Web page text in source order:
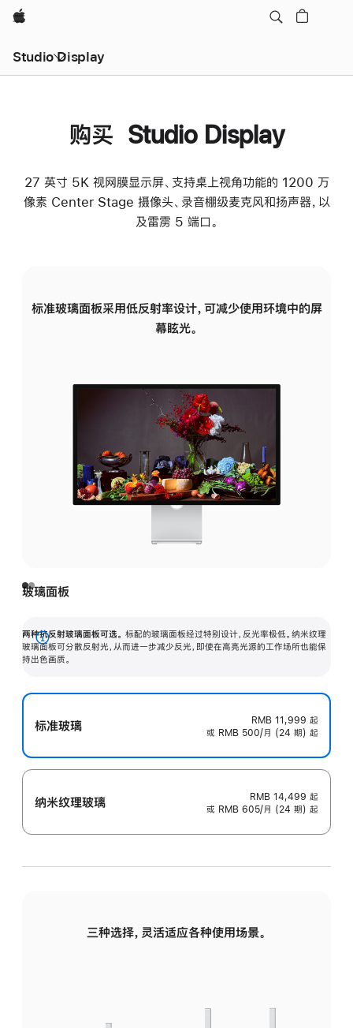
Apple
Studio Display
购买 Studio Display
27 英寸 5K 视网膜显示屏、支持桌上视角功能的 1200 万
像素 Center Stage 摄像头、录音棚级麦克风和扬声器，以
及雷雳 5 端口。
标准玻璃面板采用低反射率设计，可减少使用环境中的屏
幕眩光。
玻璃面板
两种抗反射玻璃面板可选。 标配的玻璃面板经过特别设计，反光率极低。纳米纹理
玻璃面板可分散反射光，从而进一步减少反光，即使在高亮光源的工作场所也能保
持出色画质。
展
开
标准玻璃 RMB 11,999 起
或 RMB 500/月 (24 期) 起
纳米纹理玻璃 RMB 14,499 起
或 RMB 605/月 (24 期) 起
三种选择，灵活适应各种使用场景。